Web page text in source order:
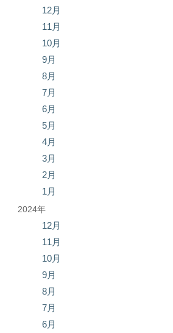
12月
11月
10月
9月
8月
7月
6月
5月
4月
3月
2月
1月
2024年
12月
11月
10月
9月
8月
7月
6月